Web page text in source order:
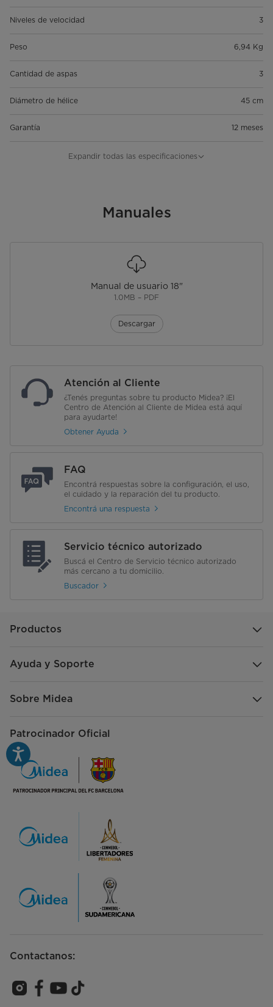
Niveles de velocidad 3
Peso 6,94 Kg
Cantidad de aspas 3
Diámetro de hélice 45 cm
Garantía 12 meses
Expandir todas las especificaciones
Manuales
Manual de usuario 18"
1.0MB – PDF
Descargar
Atención al Cliente
¿Tenés preguntas sobre tu producto Midea? ¡El
Centro de Atención al Cliente de Midea está aquí
para ayudarte!
Obtener Ayuda
FAQ
Encontrá respuestas sobre la configuración, el uso,
el cuidado y la reparación del tu producto.
Encontrá una respuesta
Servicio técnico autorizado
Buscá el Centro de Servicio técnico autorizado
más cercano a tu domicilio.
Buscador
Productos
Ayuda y Soporte
Sobre Midea
Patrocinador Oficial
Contactanos: